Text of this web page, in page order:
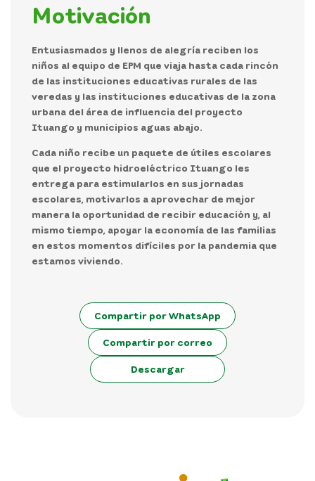
Motivación
Entusiasmados y llenos de alegría reciben los
niños al equipo de EPM que viaja hasta cada rincón
de las instituciones educativas rurales de las
veredas y las instituciones educativas de la zona
urbana del área de influencia del proyecto
Ituango y municipios aguas abajo.
Cada niño recibe un paquete de útiles escolares
que el proyecto hidroeléctrico Ituango les
entrega para estimularlos en sus jornadas
escolares, motivarlos a aprovechar de mejor
manera la oportunidad de recibir educación y, al
mismo tiempo, apoyar la economía de las familias
en estos momentos difíciles por la pandemia que
estamos viviendo.
Compartir por WhatsApp
Compartir por correo
Descargar